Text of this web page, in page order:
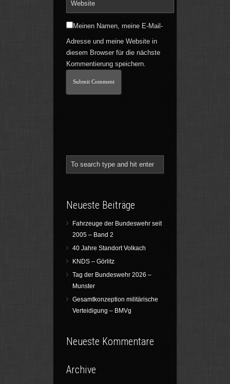
Meinen Namen, meine E-Mail-
Adresse und meine Website in
diesem Browser für die nächste
Kommentierung speichern.
Neueste Beiträge
Fahrzeuge der Bundeswehr seit
2005 – Band 2
40 Jahre Standort Volkach
KNDS – Görlitz
Tag der Bundeswehr 2026 –
Munster
Gesamtkonzeption militärische
Verteidigung – BMVg
Neueste Kommentare
Archive